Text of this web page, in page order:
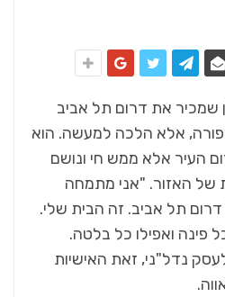
שמכיר את דרום תל אביב
אלא הלכה למעשה. הוא
העיר אלא ממש חי ונושם
של האזור. "אני מתמחה
תל אביב. זה הבית שלי.
פינה ואפילו כל בלטה.
נדל"ני, זאת האישיות